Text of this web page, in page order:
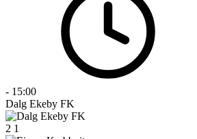
- 15:00
Dalg Ekeby FK
2 1